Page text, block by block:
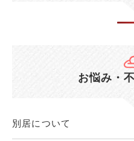
お悩み・
別居について